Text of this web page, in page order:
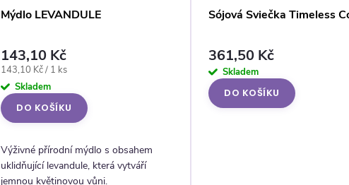
Mýdlo LEVANDULE
143,10 Kč
Měrná cena:
143,10 Kč / 1 ks
Skladem
DO KOŠÍKU
Výživné přírodní mýdlo s obsahem
uklidňující levandule, která vytváří
jemnou květinovou vůni.
Sójová Sviečka Timeless
361,50 Kč
Skladem
DO KOŠÍKU